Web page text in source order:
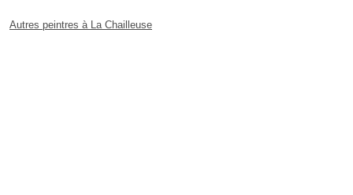
Autres peintres à La Chailleuse